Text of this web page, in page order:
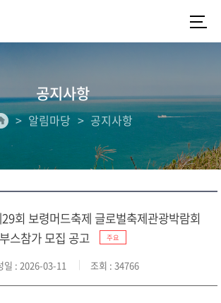
공지사항
알림마당 공지사항
회 보령머드축제 글로벌축제관광박람회
부스참가 모집 공고
주요
일 : 2026-03-11 조회 : 34766